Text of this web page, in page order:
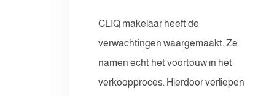
CLIQ makelaar heeft de
verwachtingen waargemaakt. Ze
namen echt het voortouw in het
verkoopproces. Hierdoor verliepen